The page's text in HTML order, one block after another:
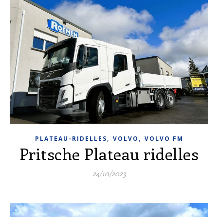
PLATEAU-RIDELLES, VOLVO , VOLVO FM
Pritsche Plateau ridelles
24/10/2023